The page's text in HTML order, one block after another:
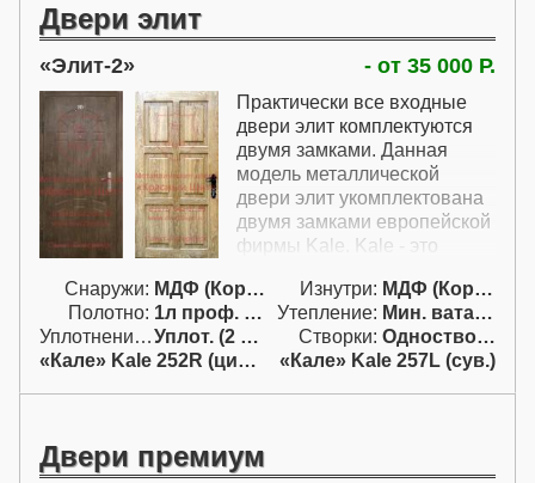
не встречается, либо
повторить дверь, которую
вы уже у кого видели и она
вам очень сильно
понравилась.
Двери элит
Элит-2 - от 35 000 Р.
Практически все входные
двери элит комплектуются
двумя замками. Данная
модель металлической
двери элит укомплектована
двумя замками европейской
фирмы Kale. Kale - это
которые делают эту
стальную дверь элит по-
настоящему взломостойкой.
Дверь элит оснащена двумя
контурами уплотнения и
Снаружи: МДФ (Корея) Изнутри:
МДФ (Корея)
Полотно:
1л проф. двойн. Утепление:
Мин. вата / пенопл.
Уплотнение:
Уплот. (2 конт.) Створки:
Одностворчатая (А)
«Кале» Kale 252R (цил. с ручк.)
«Кале» Kale 257L (сув.)
Двери премиум